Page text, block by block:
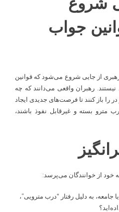
جواب
از جایی شروع می‌شود که قوانین
رهبران واقعی می‌دانند که چه
در را باز کنند تا فرصت‌های جدیدی ایجاد
مترو بسته و غیرقابل نفوذ باشند،
خود از خوانندگان می‌پرسد:
جامعه، به دلیل رفتار “درب مترویی”،